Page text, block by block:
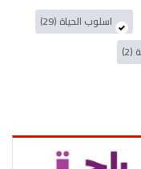
اسلوب الحياة (29)